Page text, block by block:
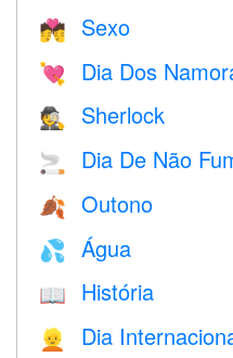
💏 Sexo
💘 Dia Dos
🕵️ Sherlock
🚬 Dia De Não
🍂 Outono
💦 Água
📖 História
👱 Dia